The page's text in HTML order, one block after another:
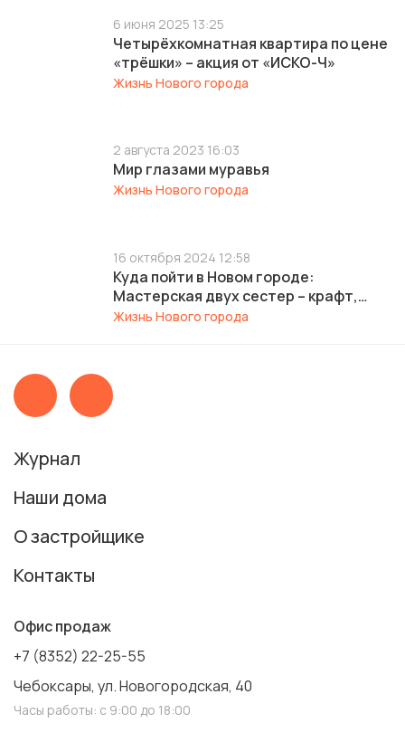
6 июня 2025 13:25
Четырёхкомнатная квартира по цене
«трёшки» – акция от «ИСКО-Ч»
Жизнь Нового города
2 августа 2023 16:03
Мир глазами муравья
Жизнь Нового города
16 октября 2024 12:58
Куда пойти в Новом городе:
Мастерская двух сестер – крафт,
шоколад и какаушко
Жизнь Нового города
Журнал
Наши дома
О застройщике
Контакты
Офис продаж
+7 (8352) 22-25-55
Чебоксары, ул. Новогородская, 40
Часы работы: с 9:00 до 18:00